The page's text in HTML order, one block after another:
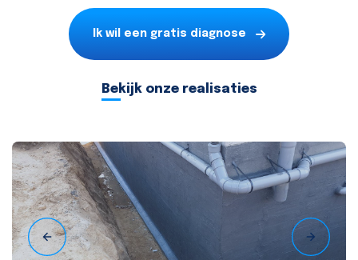
Ik wil een gratis diagnose
Bekijk onze realisaties